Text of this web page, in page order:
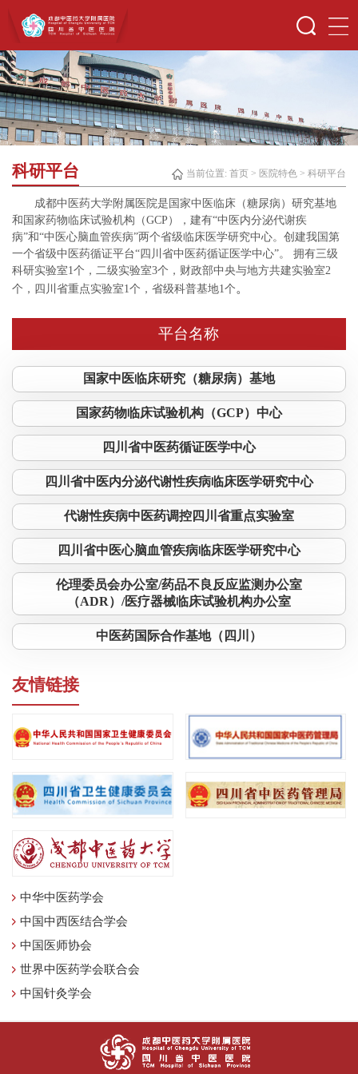
当前位置: 首页 > 医院特色 > 科研平台
科研平台
成都中医药大学附属医院是国家中医临床（糖尿病）研究基地
和国家药物临床试验机构（GCP），建有“中医内分泌代谢疾
病”和“中医心脑血管疾病”两个省级临床医学研究中心。创建我国第
一个省级中医药循证平台“四川省中医药循证医学中心”。 拥有三级
科研实验室1个，二级实验室3个，财政部中央与地方共建实验室2
个，四川省重点实验室1个，省级科普基地1个。
平台名称
国家中医临床研究（糖尿病）基地
国家药物临床试验机构（GCP）中心
四川省中医药循证医学中心
四川省中医内分泌代谢性疾病临床医学研究中心
代谢性疾病中医药调控四川省重点实验室
四川省中医心脑血管疾病临床医学研究中心
伦理委员会办公室/药品不良反应监测办公室
（ADR）/医疗器械临床试验机构办公室
中医药国际合作基地（四川）
友情链接
中华中医药学会
中国中西医结合学会
中国医师协会
世界中医药学会联合会
中国针灸学会